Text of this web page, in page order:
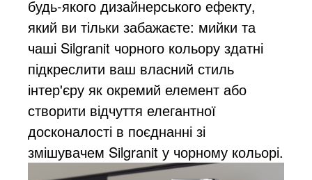
будь-якого дизайнерського ефекту,
який ви тільки забажаєте: мийки та
чаші Silgranit чорного кольору здатні
підкреслити ваш власний стиль
інтер'єру як окремий елемент або
створити відчуття елегантної
досконалості в поєднанні зі
змішувачем Silgranit у чорному кольорі.